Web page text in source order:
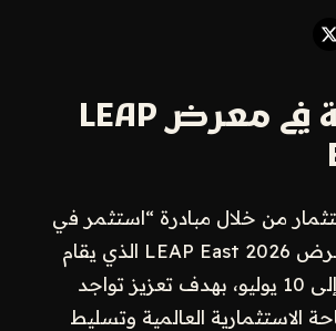
المشاركة في معرض LEAP
من خلال مبادرة “استثمر في
السعودية” في معرض LEAP East 2026 الذي يقام
بهونغ كونغ من 8 إلى 10 يوليو، بهدف تعزيز تواجد
الاستثمارية العالمية وتسليط